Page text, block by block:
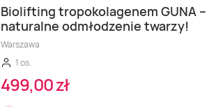
Biolifting tropokolagenem GUNA –
naturalne odmłodzenie twarzy!
Warszawa
1 os.
499,00 zł